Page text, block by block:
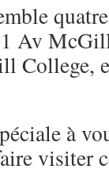
Av
College,
à
visiter